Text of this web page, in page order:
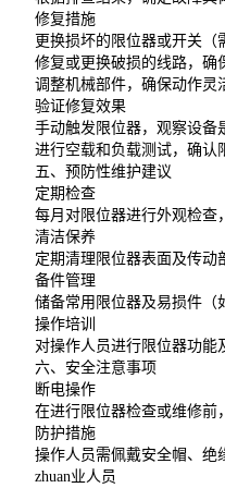
修复措施
更换损坏的限位器或开关（
修复或更换破损的线路，确
调整机械部件，确保动作灵
验证修复效果
手动触发限位器，观察设备
进行空载和负载测试，确认
五、预防性维护建议
定期检查
每月对限位器进行外观检查
清洁保养
定期清理限位器表面及传动
备件管理
储备常用限位器及易损件（
操作培训
对操作人员进行限位器功能
六、安全注意事项
断电操作
在进行限位器检查或维修前，
防护措施
操作人员需佩戴安全帽、绝
zhuan业人员